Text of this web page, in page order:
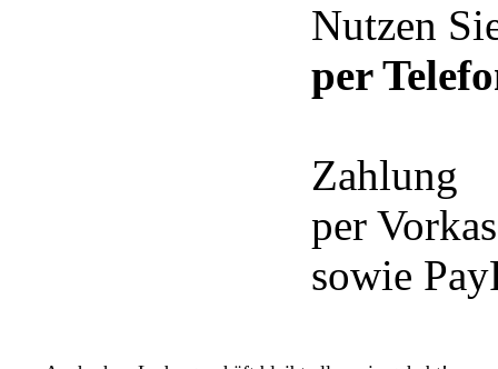
Nutzen
per
Zahlung
per
sowie